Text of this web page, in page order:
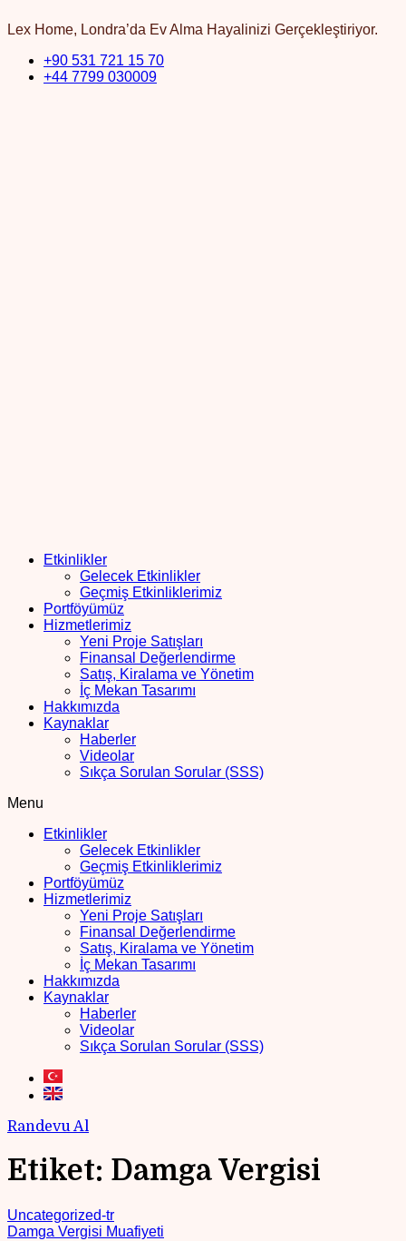
Lex Home, Londra’da Ev Alma Hayalinizi Gerçekleştiriyor.
+90 531 721 15 70
+44 7799 030009
Etkinlikler
Gelecek Etkinlikler
Geçmiş Etkinliklerimiz
Portföyümüz
Hizmetlerimiz
Yeni Proje Satışları
Finansal Değerlendirme
Satış, Kiralama ve Yönetim
İç Mekan Tasarımı
Hakkımızda
Kaynaklar
Haberler
Videolar
Sıkça Sorulan Sorular (SSS)
Menu
Etkinlikler
Gelecek Etkinlikler
Geçmiş Etkinliklerimiz
Portföyümüz
Hizmetlerimiz
Yeni Proje Satışları
Finansal Değerlendirme
Satış, Kiralama ve Yönetim
İç Mekan Tasarımı
Hakkımızda
Kaynaklar
Haberler
Videolar
Sıkça Sorulan Sorular (SSS)
Randevu Al
Etiket: Damga Vergisi
Uncategorized-tr
Damga Vergisi Muafiyeti